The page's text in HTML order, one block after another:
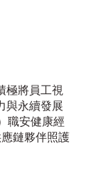
極將員工視
與永續發展
職安健康經
鏈夥伴照護